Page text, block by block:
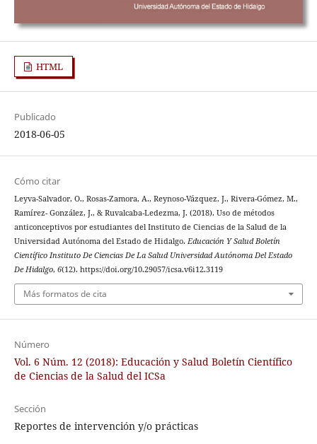
HTML
Publicado
2018-06-05
Cómo citar
Leyva-Salvador, O., Rosas-Zamora, A., Reynoso-Vázquez, J., Rivera-Gómez, M.,
Ramírez- González, J., & Ruvalcaba-Ledezma, J. (2018). Uso de métodos
anticonceptivos por estudiantes del Instituto de Ciencias de la Salud de la
Universidad Autónoma del Estado de Hidalgo. Educación Y Salud Boletín
Científico Instituto De Ciencias De La Salud Universidad Autónoma Del Estado
De Hidalgo, 6(12). https://doi.org/10.29057/icsa.v6i12.3119
Más formatos de cita
Número
Vol. 6 Núm. 12 (2018): Educación y Salud Boletín Científico
de Ciencias de la Salud del ICSa
Sección
Reportes de intervención y/o prácticas